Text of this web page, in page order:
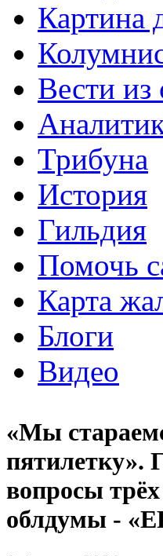
Картина
Вести из
Трибуна
История
Гильдия
Помочь
Карта
Блоги
Видео
«Мы
пятилетку».
вопросы
облдумы -